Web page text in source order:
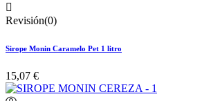

Revisión(0)
Sirope Monin Caramelo Pet 1 litro
15,07 €